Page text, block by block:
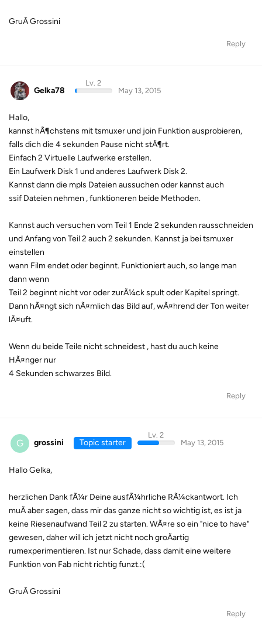
GruÃ Grossini
Reply
Gelka78
Lv. 2
May 13, 2015
Hallo,
kannst hÃ¶chstens mit tsmuxer und join Funktion ausprobieren,
falls dich die 4 sekunden Pause nicht stÃ¶rt.
Einfach 2 Virtuelle Laufwerke erstellen.
Ein Laufwerk Disk 1 und anderes Laufwerk Disk 2.
Kannst dann die mpls Dateien aussuchen oder kannst auch
ssif Dateien nehmen , funktioneren beide Methoden.
Kannst auch versuchen vom Teil 1 Ende 2 sekunden rausschneiden
und Anfang von Teil 2 auch 2 sekunden. Kannst ja bei tsmuxer
einstellen
wann Film endet oder beginnt. Funktioniert auch, so lange man
dann wenn
Teil 2 beginnt nicht vor oder zurÃ¼ck spult oder Kapitel springt.
Dann hÃ¤ngt sich nÃ¤mlich das Bild auf, wÃ¤hrend der Ton weiter
lÃ¤uft.
Wenn du beide Teile nicht schneidest , hast du auch keine
HÃ¤nger nur
4 Sekunden schwarzes Bild.
Reply
G grossini Topic starter
Lv. 2
May 13, 2015
Hallo Gelka,
herzlichen Dank fÃ¼r Deine ausfÃ¼hrliche RÃ¼ckantwort. Ich
muÃ aber sagen, dass mir das ganze nicht so wichtig ist, es ist ja
keine Riesenaufwand Teil 2 zu starten. WÃ¤re so ein "nice to have"
gewesen, daher will ich jetzt nicht noch groÃartig
rumexperimentieren. Ist nur Schade, dass damit eine weitere
Funktion von Fab nicht richtig funzt.:(
GruÃ Grossini
Reply